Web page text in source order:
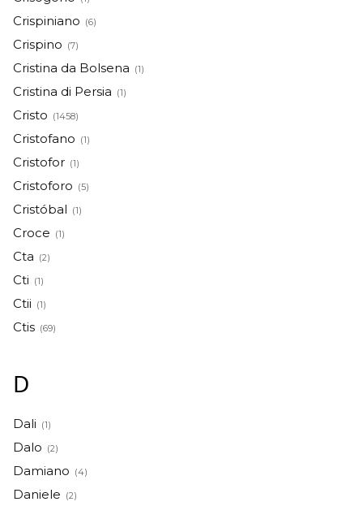
Crispiniano (6)
Crispino (7)
Cristina da Bolsena (1)
Cristina di Persia (1)
Cristo (1458)
Cristofano (1)
Cristofor (1)
Cristoforo (5)
Cristóbal (1)
Croce (1)
Cta (2)
Cti (1)
Ctii (1)
Ctis (69)
D
Dali (1)
Dalo (2)
Damiano (4)
Daniele (2)